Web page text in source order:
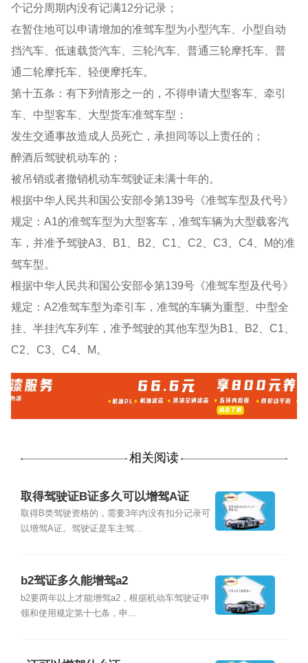
个记分周期内没有记满12分记录；
在暂住地可以申请增加的准驾车型为小型汽车、小型自动
挡汽车、低速载货汽车、三轮汽车、普通三轮摩托车、普
通二轮摩托车、轻便摩托车。
第十五条：有下列情形之一的，不得申请大型客车、牵引
车、中型客车、大型货车准驾车型：
发生交通事故造成人员死亡，承担同等以上责任的；
醉酒后驾驶机动车的；
被吊销或者撤销机动车驾驶证未满十年的。
根据中华人民共和国公安部令第139号《准驾车型及代号》
规定：A1的准驾车型为大型客车，准驾车辆为大型载客汽
车，并准予驾驶A3、B1、B2、C1、C2、C3、C4、M的准
驾车型。
根据中华人民共和国公安部令第139号《准驾车型及代号》
规定：A2准驾车型为牵引车，准驾的车辆为重型、中型全
挂、半挂汽车列车，准予驾驶的其他车型为B1、B2、C1、
C2、C3、C4、M。
相关阅读
取得驾驶证B证多久可以增驾A证
取得B类驾驶资格的，需要3年内没有扣分记录可
以增驾A证。驾驶证是车主驾...
b2驾证多久能增驾a2
b2要两年以上才能增驾a2，根据机动车驾驶证申
领和使用规定第十七条，申...